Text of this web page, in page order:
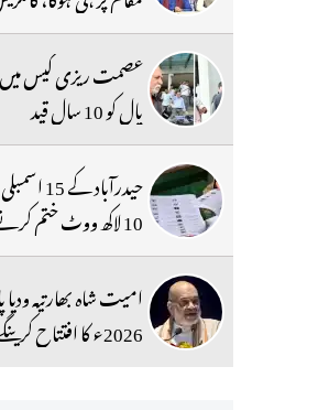
عصمت ریزی کیس میں
پال کو 10 سال قید
10 لاکھ ووٹ ختم کرنے کی تیاری
امیت شاہ بھارتیہ ودیا
2026ء کا افتتاح کرینگے